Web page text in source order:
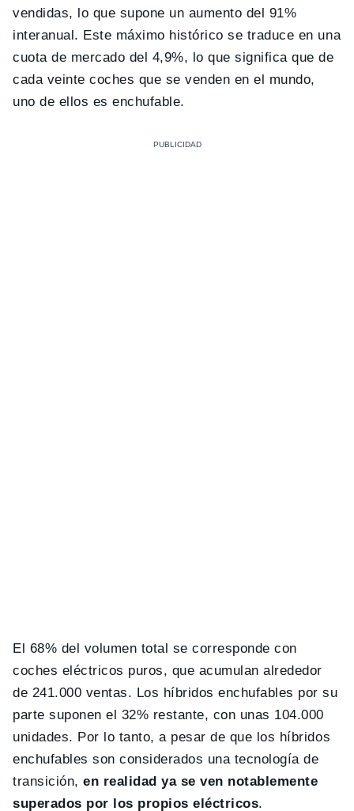
vendidas, lo que supone un aumento del 91%
interanual. Este máximo histórico se traduce en una
cuota de mercado del 4,9%, lo que significa que de
cada veinte coches que se venden en el mundo,
uno de ellos es enchufable.
El 68% del volumen total se corresponde con
coches eléctricos puros, que acumulan alrededor
de 241.000 ventas. Los híbridos enchufables por su
parte suponen el 32% restante, con unas 104.000
unidades. Por lo tanto, a pesar de que los híbridos
enchufables son considerados una tecnología de
transición, en realidad ya se ven notablemente
superados por los propios eléctricos.